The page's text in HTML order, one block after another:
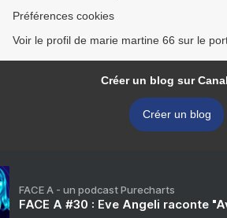
Préférences cookies
Voir le profil de marie martine 66 sur le
Créer un blog sur
Créer un blog
FACE A - un podcast Purecharts
FACE A #30 : Eve Angeli raconte